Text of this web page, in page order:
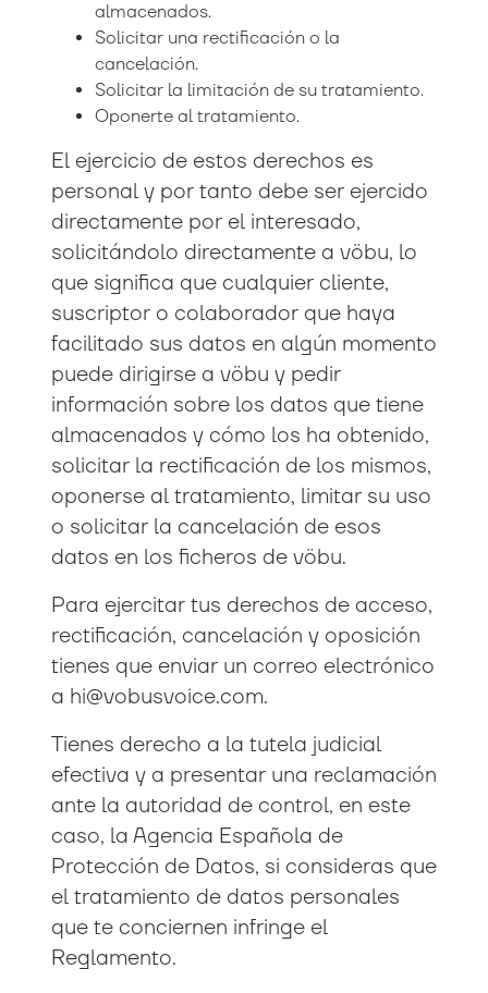
almacenados.
Solicitar una rectificación o la
cancelación.
Solicitar la limitación de su tratamiento.
Oponerte al tratamiento.
El ejercicio de estos derechos es
personal y por tanto debe ser ejercido
directamente por el interesado,
solicitándolo directamente a vöbu, lo
que significa que cualquier cliente,
suscriptor o colaborador que haya
facilitado sus datos en algún momento
puede dirigirse a vöbu y pedir
información sobre los datos que tiene
almacenados y cómo los ha obtenido,
solicitar la rectificación de los mismos,
oponerse al tratamiento, limitar su uso
o solicitar la cancelación de esos
datos en los ficheros de vöbu.
Para ejercitar tus derechos de acceso,
rectificación, cancelación y oposición
tienes que enviar un correo electrónico
a hi@vobusvoice.com.
Tienes derecho a la tutela judicial
efectiva y a presentar una reclamación
ante la autoridad de control, en este
caso, la Agencia Española de
Protección de Datos, si consideras que
el tratamiento de datos personales
que te conciernen infringe el
Reglamento.